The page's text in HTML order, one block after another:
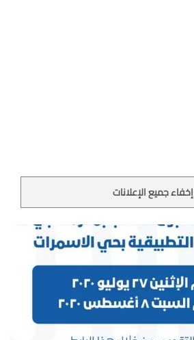
إخفاء جميع الإعلانات